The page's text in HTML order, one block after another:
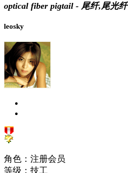
optical fiber pigtail - 尾纤,尾光纤
leosky
角色：注册会员
等级：技工